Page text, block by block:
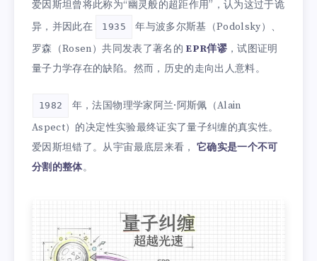
爱因斯坦曾将此称为“幽灵般的超距作用”，认为这过于诡
异，并因此在
1935
年与波多尔斯基（Podolsky）、
罗森（Rosen）共同发表了著名的 EPR佯谬 ，试图证明
量子力学存在的缺陷。然而，历史的走向出人意料。
1982
年，法国物理学家阿兰·阿斯佩（Alain
Aspect）的决定性实验最终证实了量子纠缠的真实性。
爱因斯坦错了。从宇宙最底层来看， 它确实是一个不可
分割的整体。